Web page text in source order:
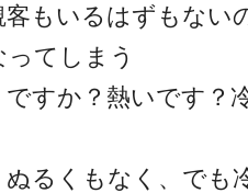
もいるはずもない
てしまう
すか？熱いです？
ぬるくもなく、で